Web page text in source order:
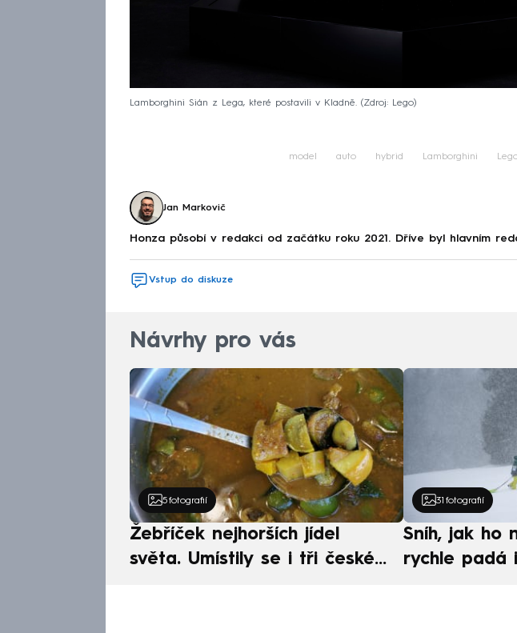
Lamborghini Sián z Lega, které postavili v Kladně. Zdroj: Lego
model auto hybrid Lamborghini
Jan Markovič
Honza působí v redakci od začátku roku 2021. Dříve byl hlavním
Vstup do diskuze
Návrhy pro vás
5 fotografií
Žebříček nejhorších jídel
světa. Umístily se i tři české
31 fotografií
Sníh, jak ho
rychle padá